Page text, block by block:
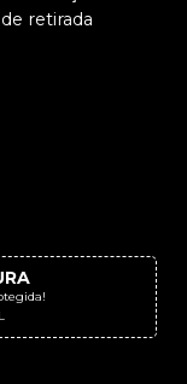
retirada